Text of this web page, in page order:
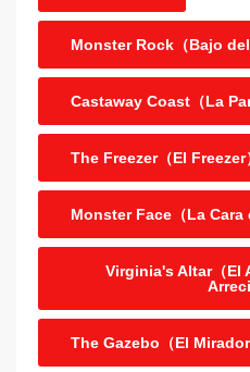
Monster Rock（Bajo del
Castaway Coast（La
The Freezer（El Freezer
Monster Face（La Cara
Virginia's Altar（El
The Gazebo（El Mirador